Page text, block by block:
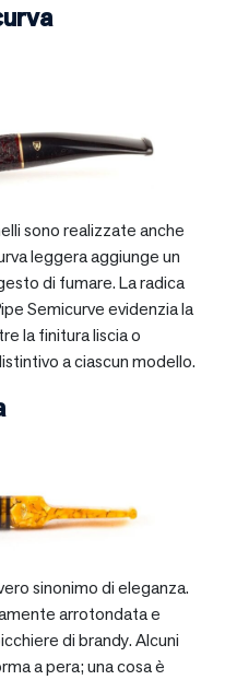
sono realizzate anche
leggera aggiunge un
di fumare. La radica
Semicurve evidenzia la
la finitura liscia o
a ciascun modello.
sinonimo di eleganza.
arrotondata e
di brandy. Alcuni
a pera; una cosa è